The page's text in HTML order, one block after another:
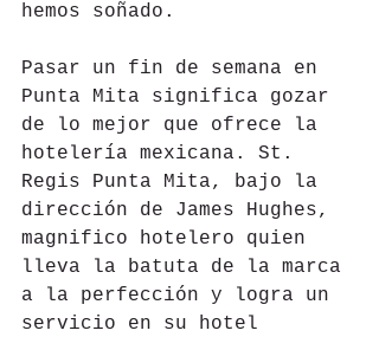
hemos soñado.
Pasar un fin de semana en
Punta Mita significa gozar
de lo mejor que ofrece la
hotelería mexicana. St.
Regis Punta Mita, bajo la
dirección de James Hughes,
magnifico hotelero quien
lleva la batuta de la marca
a la perfección y logra un
servicio en su hotel